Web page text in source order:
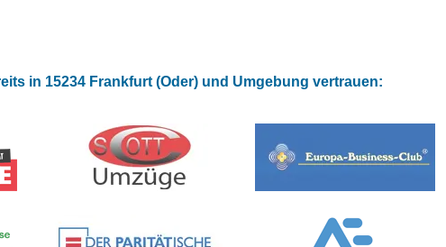
in 15234 Frankfurt (Oder) und Umgebung vertrauen: